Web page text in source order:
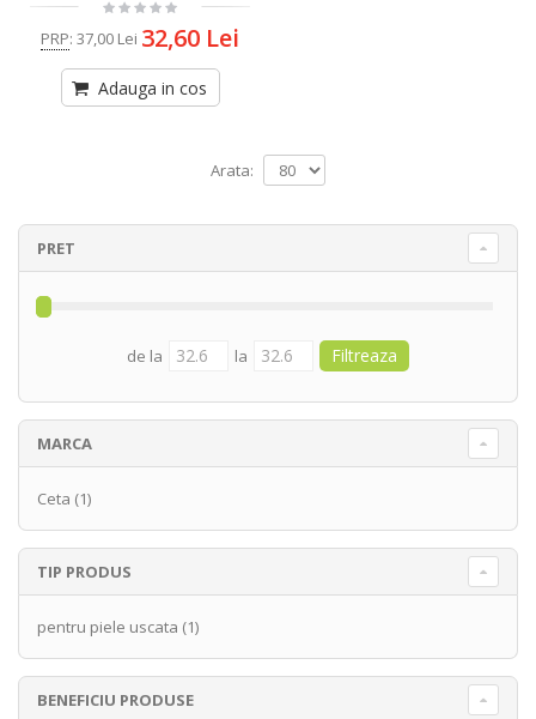
PRP: 37,00 Lei 32,60 Lei
Adauga in cos
Arata:
PRET
de la la
MARCA
Ceta (1)
TIP PRODUS
pentru piele uscata (1)
BENEFICIU PRODUSE